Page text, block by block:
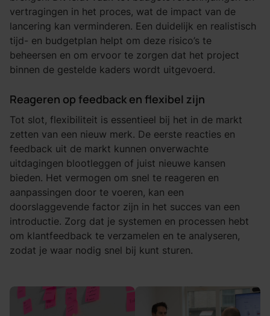
vertragingen in het proces, wat de impact van de
lancering kan verminderen. Een duidelijk en realistisch
tijd- en budgetplan helpt om deze risico’s te
beheersen en om ervoor te zorgen dat het project
binnen de gestelde kaders wordt uitgevoerd.
Reageren op feedback en flexibel zijn
Tot slot, flexibiliteit is essentieel bij het in de markt
zetten van een nieuw merk. De eerste reacties en
feedback uit de markt kunnen onverwachte
uitdagingen blootleggen of juist nieuwe kansen
bieden. Het vermogen om snel te reageren en
aanpassingen door te voeren, kan een
doorslaggevende factor zijn in het succes van een
introductie. Zorg dat je systemen en processen hebt
om klantfeedback te verzamelen en te analyseren,
zodat je waar nodig snel bij kunt sturen.